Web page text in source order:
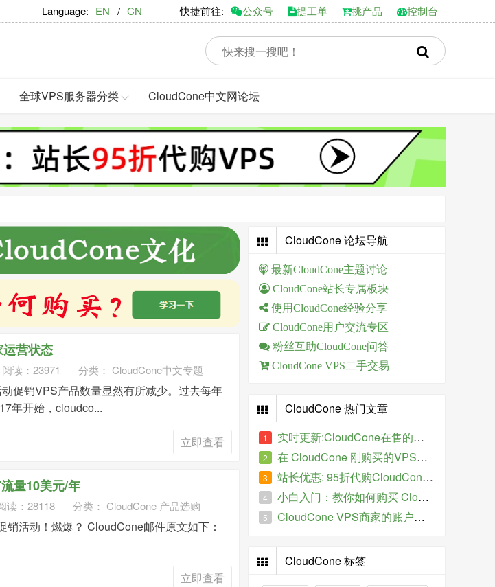
Language: EN / CN 快捷前往: 公众号 提工单 挑产品 控制台
全球VPS服务器分类 CloudCone中文网论坛
营状态
阅读：23971 分类： CloudCone中文专题
促销VPS产品数量显然有所减少。过去每年
年开始，cloudco...
立即查看
量10美元/年
读：28118 分类： CloudCone 产品选购
活动！燃爆？ CloudCone邮件原文如下：
立即查看
CloudCone 论坛导航
最新CloudCone主题讨论
CloudCone站长专属板块
使用CloudCone经验分享
CloudCone用户交流专区
粉丝互助CloudCone问答
CloudCone VPS二手交易
CloudCone 热门文章
1 实时更新:CloudCone在售的特价VPS
2 在 CloudCone 刚购买的VPS服务器IP被墙了怎么办？
3 站长优惠: 95折代购CloudCone VPS
4 小白入门：教你如何购买 CloudCone 的VPS主机
5 CloudCone VPS商家的账户如何进行全额退款、提现操作？
CloudCone 标签